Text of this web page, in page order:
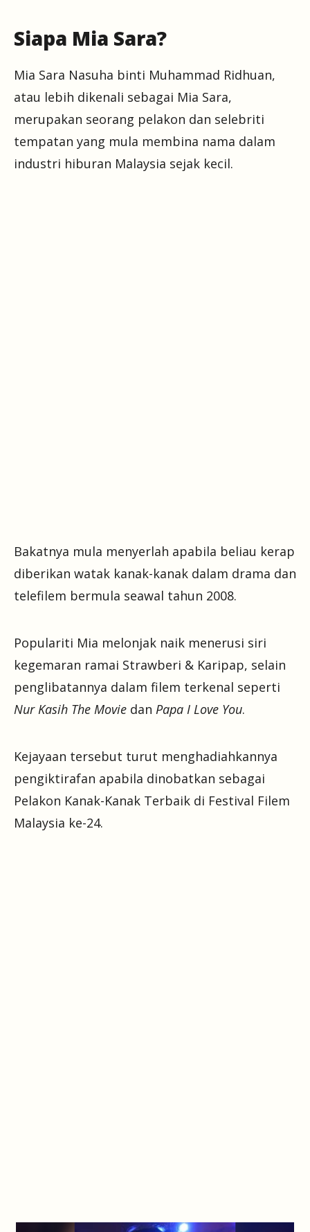
Siapa Mia Sara?
Mia Sara Nasuha binti Muhammad Ridhuan,
atau lebih dikenali sebagai Mia Sara,
merupakan seorang pelakon dan selebriti
tempatan yang mula membina nama dalam
industri hiburan Malaysia sejak kecil.
Bakatnya mula menyerlah apabila beliau kerap
diberikan watak kanak-kanak dalam drama dan
telefilem bermula seawal tahun 2008.
Populariti Mia melonjak naik menerusi siri
kegemaran ramai Strawberi & Karipap, selain
penglibatannya dalam filem terkenal seperti
Nur Kasih The Movie dan Papa I Love You.
Kejayaan tersebut turut menghadiahkannya
pengiktirafan apabila dinobatkan sebagai
Pelakon Kanak-Kanak Terbaik di Festival Filem
Malaysia ke-24.